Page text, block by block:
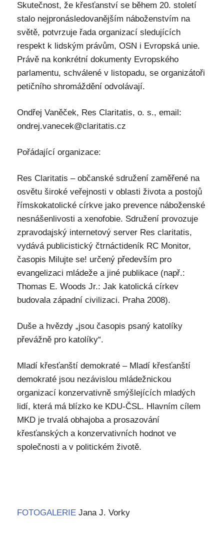
Skutečnost, že křesťanství se během 20. století
stalo nejpronásledovanějším náboženstvím na
světě, potvrzuje řada organizací sledujících
respekt k lidským právům, OSN i Evropská unie.
Právě na konkrétní dokumenty Evropského
parlamentu, schválené v listopadu, se organizátoři
petičního shromáždění odvolávají.
Ondřej Vaněček, Res Claritatis, o. s., email:
ondrej.vanecek@claritatis.cz
Pořádající organizace:
Res Claritatis – občanské sdružení zaměřené na
osvětu široké veřejnosti v oblasti života a postojů
římskokatolické církve jako prevence náboženské
nesnášenlivosti a xenofobie. Sdružení provozuje
zpravodajský internetový server Res claritatis,
vydává publicistický čtrnáctideník RC Monitor,
časopis Milujte se! určený především pro
evangelizaci mládeže a jiné publikace (např.:
Thomas E. Woods Jr.: Jak katolická církev
budovala západní civilizaci. Praha 2008).
Duše a hvězdy „jsou časopis psaný katolíky
převážně pro katolíky“.
Mladí křesťanští demokraté – Mladí křesťanští
demokraté jsou nezávislou mládežnickou
organizací konzervativně smýšlejících mladých
lidí, která má blízko ke KDU-ČSL. Hlavním cílem
MKD je trvalá obhajoba a prosazování
křesťanských a konzervativních hodnot ve
společnosti a v politickém životě.
FOTOGALERIEJana J. Vorky